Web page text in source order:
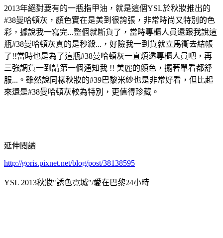
2013年絕對要有的一瓶指甲油，就是這個YSL於秋妝推出的
#38曼哈頓灰，顏色實在是美到很誇張，非常時尚又特別的色
彩，據說我一寫完...整個就斷貨了，當時專櫃人員還跟我說這
瓶#38曼哈頓灰真的是秒殺...，好險我一到貨就立馬衝去結帳
了!!當時也是為了這瓶#38曼哈頓灰一直煩透專櫃人員吧，再
三強調貨一到請第一個通知我 !! 美麗的顏色，擺著單看都舒
服...。雖然說同樣秋妝的#39巴黎米紗也是非常好看，但比起
來還是#38曼哈頓灰較為特別，更值得珍藏。
延伸閱讀
http://goris.pixnet.net/blog/post/38138595
YSL 2013秋妝"誘色霓城"/愛在巴黎24小時